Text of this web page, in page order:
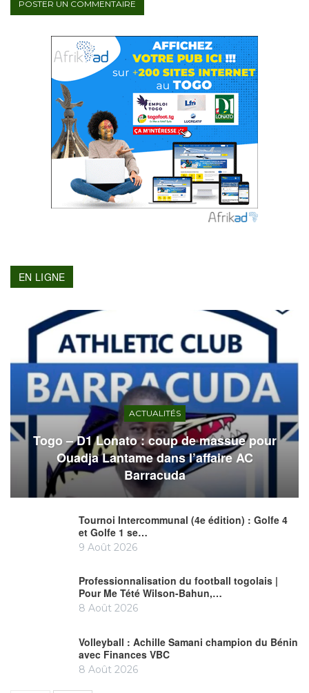
EN LIGNE
ACTUALITÉS
Togo – D1 Lonato : coup de massue pour
Ouadja Lantame dans l’affaire AC
Barracuda
Tournoi Intercommunal (4e édition) : Golfe 4
et Golfe 1 se…
9 Août 2026
Professionnalisation du football togolais |
Pour Me Tété Wilson-Bahun,…
8 Août 2026
Volleyball : Achille Samani champion du Bénin
avec Finances VBC
8 Août 2026